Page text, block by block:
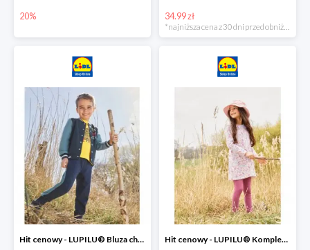
20% 34.99 zł
Hit cenowy - LUPILU® Bluza chłopięca w stylu college Hit cenowy - LUPILU® Komplet dziewczęcy (sukienka + legginsy)